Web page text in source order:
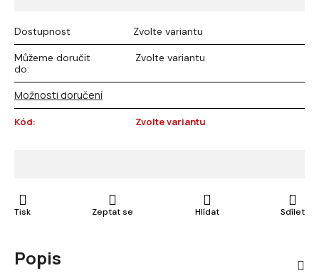
Dostupnost Zvolte variantu
Můžeme doručit
do:
Zvolte variantu
Možnosti doručení
Kód: Zvolte variantu
Tisk Zeptat se Hlídat Sdílet
Popis